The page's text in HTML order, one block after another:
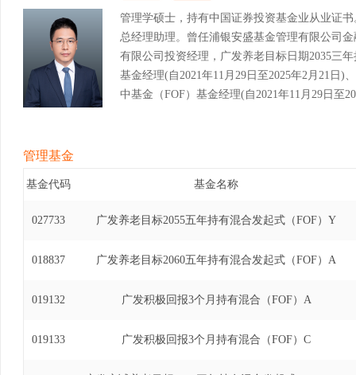
管理学硕士，持有中国证券投资基金业从业证
总经理助理。曾任浦银安盛基金管理有限公司
有限公司投资经理，广发养老目标日期2035三
基金经理(自2021年11月29日至2025年2月21日)
中基金（FOF）基金经理(自2021年11月29日至
管理基金
基金代码 基金名称
027733 广发养老目标2055五年持有混合发起式（FOF）Y
018837 广发养老目标2060五年持有混合发起式（FOF）A
019132 广发积极回报3个月持有混合（FOF）A
019133 广发积极回报3个月持有混合（FOF）C